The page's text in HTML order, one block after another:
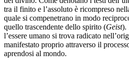
tra il finito e l’assoluto è ricompreso
quale si compenetrano in modo
quello trascendente dello spirito (Geist).
l’essere umano si trova radicato
manifestato proprio attraverso il
aprendosi al mondo.